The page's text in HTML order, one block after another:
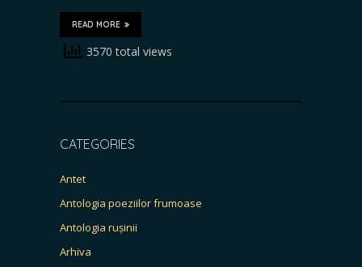
READ MORE
3570 total views
CATEGORIES
Antet
Antologia poeziilor frumoase
Antologia rușinii
Arhiva